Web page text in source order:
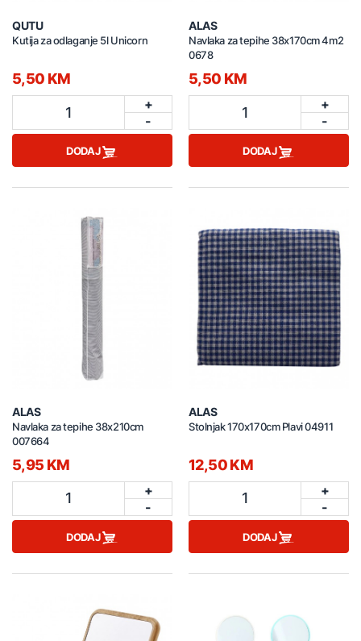
QUTU
Kutija za odlaganje 5l Unicorn
5,50 KM
1
+
-
DODAJ
ALAS
Navlaka za tepihe 38x170cm 4m2
0678
5,50 KM
1
+
-
DODAJ
ALAS
Navlaka za tepihe 38x210cm
007664
5,95 KM
1
+
-
DODAJ
ALAS
Stolnjak 170x170cm Plavi 04911
12,50 KM
1
+
-
DODAJ